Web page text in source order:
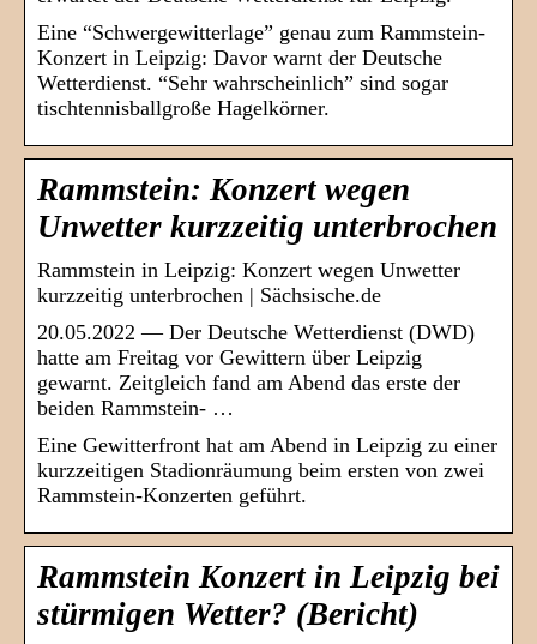
Eine “Schwergewitterlage” genau zum Rammstein-
Konzert in Leipzig: Davor warnt der Deutsche
Wetterdienst. “Sehr wahrscheinlich” sind sogar
tischtennisballgroße Hagelkörner.
Rammstein: Konzert wegen
Unwetter kurzzeitig unterbrochen
Rammstein in Leipzig: Konzert wegen Unwetter
kurzzeitig unterbrochen | Sächsische.de
20.05.2022 — Der Deutsche Wetterdienst (DWD)
hatte am Freitag vor Gewittern über Leipzig
gewarnt. Zeitgleich fand am Abend das erste der
beiden Rammstein- …
Eine Gewitterfront hat am Abend in Leipzig zu einer
kurzzeitigen Stadionräumung beim ersten von zwei
Rammstein-Konzerten geführt.
Rammstein Konzert in Leipzig bei
stürmigen Wetter? (Bericht)